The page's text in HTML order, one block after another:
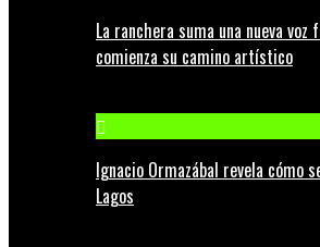
La ranchera suma una nueva voz
comienza su camino artístico
Ignacio Ormazábal revela cómo
Lagos